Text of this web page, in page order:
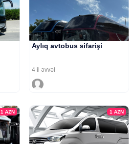
Aylıq avtobus sifarişi
4 il əvvəl
1AZN 1 AZN